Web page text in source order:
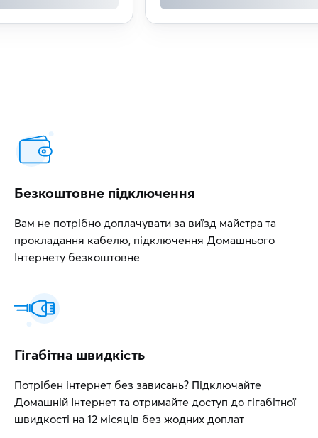
Безкоштовне підключення
Вам не потрібно доплачувати за виїзд майстра та
прокладання кабелю, підключення Домашнього
Інтернету безкоштовне
Гігабітна швидкість
Потрібен інтернет без зависань? Підключайте
Домашній Інтернет та отримайте доступ до гігабітної
швидкості на 12 місяців без жодних доплат